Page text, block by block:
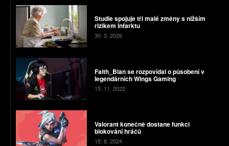
Studie spojuje tři malé změny s nižším
rizikem infarktu
30. 3. 2026
Faith_Bian se rozpovídal o působení v
legendárních Wings Gaming
15. 11. 2022
Valorant konečně dostane funkci
blokování hráčů
15. 8. 2024